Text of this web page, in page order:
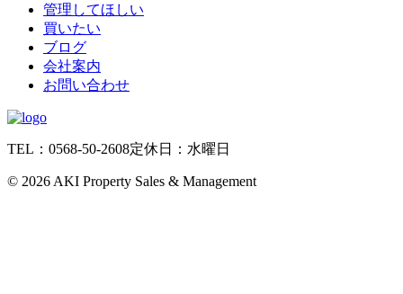
管理してほしい
買いたい
ブログ
会社案内
お問い合わせ
TEL：0568-50-2608定休日：水曜日
© 2026 AKI Property Sales & Management